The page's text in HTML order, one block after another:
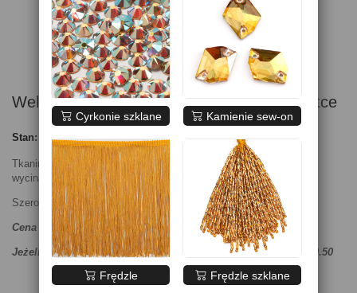
Welur czarny wycinany wzór na czarnej siatce
Stan: Nowy produkt
Tkanina welurowa rozciągliwa w jedną stronę w szerokości. Wzór
wycinany na welurze naszyty na pełnej powierzchni z siatki.
Szerokość ok. 125cm wzór, całość z siatką 140cm
Cena za 1 metr bieżący.
Jeżeli chcesz zamówić mniej niż 1m wpisz ilość ręcznie, np.0.50
Cyrkonie szklane Kamienie sew-on
Frędzle Frędzle szklane